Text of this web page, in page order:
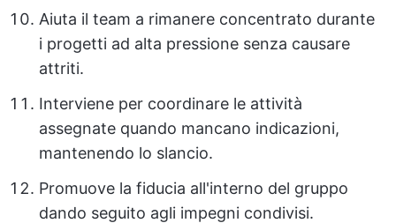
Aiuta il team a rimanere concentrato durante
i progetti ad alta pressione senza causare
attriti.
Interviene per coordinare le attività
assegnate quando mancano indicazioni,
mantenendo lo slancio.
Promuove la fiducia all'interno del gruppo
dando seguito agli impegni condivisi.